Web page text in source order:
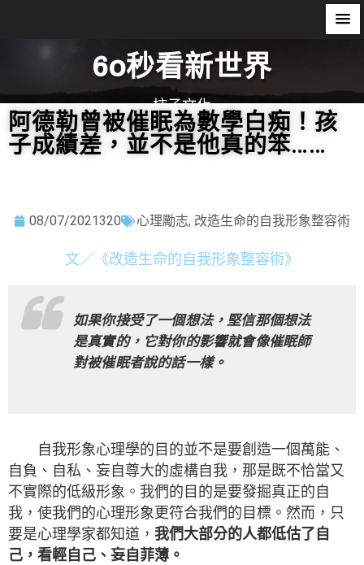
60秒看新世界
柿子文化
阿德勒曾被催眠為數學白痴！孩
子成績差，並不是他真的笨……
08/07/2021320 心理勵志, 改造生命的自我形象整容術
文／《改造生命的自我形象整容術》
如果你接受了一個想法，堅信那個想法
是真實的，它對你的影響就會像催眠師
對被催眠者說的話一樣。
自我形象心理學的目的並不是要創造一個萬能、
自負、自私、妄自尊大的虛構自我，那是既不恰當又
不實際的低級形象。我們的目的是要發掘真正的自
我，使我們的心理形象更符合我們的目標。然而，只
要是心理學家都知道， 我們大部分的人都低估了自
己，看輕自己、妄自菲薄。